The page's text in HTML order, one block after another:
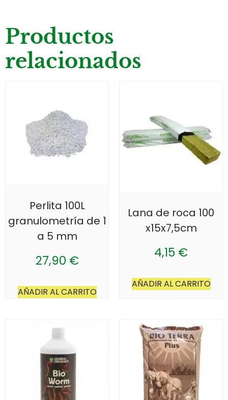
Productos
relacionados
Perlita 100L
granulometría de 1
a 5 mm
27,90 €
AÑADIR AL CARRITO
Lana de roca 100
x15x7,5cm
4,15 €
AÑADIR AL CARRITO